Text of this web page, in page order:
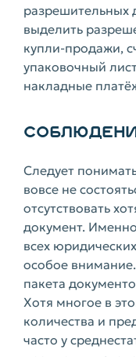
разрешительных
выделить
купли-продажи,
упаковочный
накладные
Следует
вовсе не
отсутствовать
документ.
всех
особое
пакета
Хотя многое в
количества и
часто у